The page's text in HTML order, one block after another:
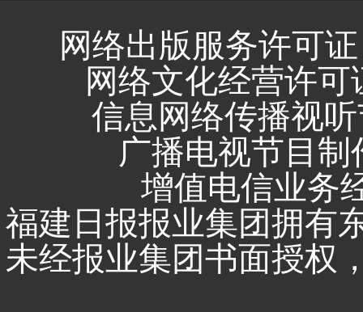
网络出版服务许可
网络文化经营许可
信息网络传播视
广播电视节目
增值电信业务
福建日报报业集团拥有
未经报业集团书面授权